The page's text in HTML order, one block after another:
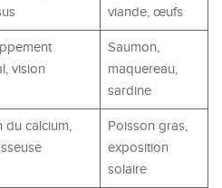
viande, œufs
vision
Saumon,
maquereau,
sardine
du calcium,
Poisson gras,
exposition
solaire